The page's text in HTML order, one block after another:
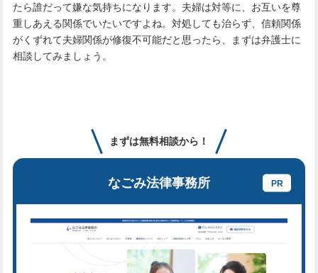
たら誰だって嫌な気持ちになります。夫婦は対等に、お互いを尊
重しあえる関係でいたいですよね。対処しても治らず、信頼関係
がくずれて夫婦関係が修復不可能だと思ったら、まずは弁護士に
相談してみましょう。
まずは無料相談から！
なごみ法律事務所